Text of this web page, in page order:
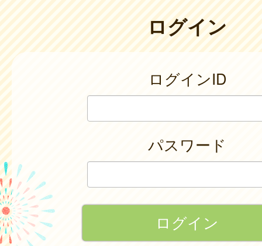
ログイン
ログインID
パスワード